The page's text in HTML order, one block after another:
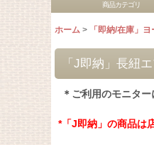
商品カテゴリ
ホーム > 「即納/在庫」
「J即納」長紐
＊ご利用のモニタ
*「J即納」の商品は